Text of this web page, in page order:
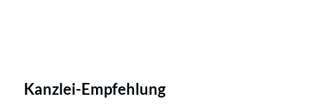
Kanzlei-Empfehlung